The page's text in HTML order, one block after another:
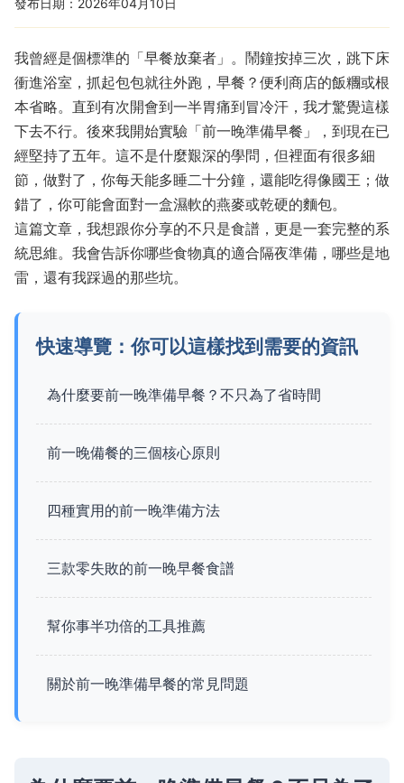
發布日期：2026年04月10日
我曾經是個標準的「早餐放棄者」。鬧鐘按掉三次，跳下床
衝進浴室，抓起包包就往外跑，早餐？便利商店的飯糰或根
本省略。直到有次開會到一半胃痛到冒冷汗，我才驚覺這樣
下去不行。後來我開始實驗「前一晚準備早餐」，到現在已
經堅持了五年。這不是什麼艱深的學問，但裡面有很多細
節，做對了，你每天能多睡二十分鐘，還能吃得像國王；做
錯了，你可能會面對一盒濕軟的燕麥或乾硬的麵包。
這篇文章，我想跟你分享的不只是食譜，更是一套完整的系
統思維。我會告訴你哪些食物真的適合隔夜準備，哪些是地
雷，還有我踩過的那些坑。
快速導覽：你可以這樣找到需要的資訊
為什麼要前一晚準備早餐？不只為了省時間
前一晚備餐的三個核心原則
四種實用的前一晚準備方法
三款零失敗的前一晚早餐食譜
幫你事半功倍的工具推薦
關於前一晚準備早餐的常見問題